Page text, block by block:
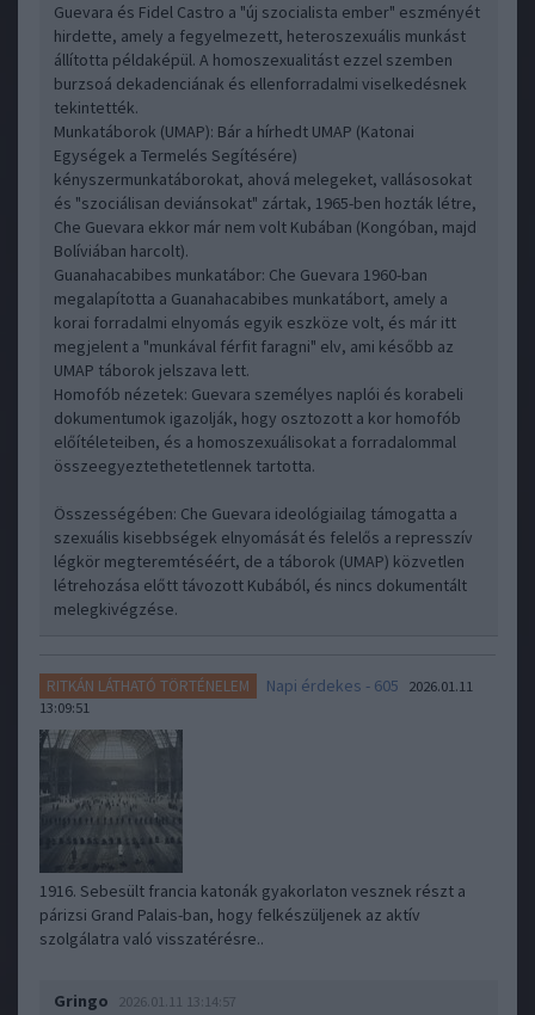
Guevara és Fidel Castro a "új szocialista ember" eszményét
hirdette, amely a fegyelmezett, heteroszexuális munkást
állította példaképül. A homoszexualitást ezzel szemben
burzsoá dekadenciának és ellenforradalmi viselkedésnek
tekintették.
Munkatáborok (UMAP): Bár a hírhedt UMAP (Katonai
Egységek a Termelés Segítésére)
kényszermunkatáborokat, ahová melegeket, vallásosokat
és "szociálisan deviánsokat" zártak, 1965-ben hozták létre,
Che Guevara ekkor már nem volt Kubában (Kongóban, majd
Bolíviában harcolt).
Guanahacabibes munkatábor: Che Guevara 1960-ban
megalapította a Guanahacabibes munkatábort, amely a
korai forradalmi elnyomás egyik eszköze volt, és már itt
megjelent a "munkával férfit faragni" elv, ami később az
UMAP táborok jelszava lett.
Homofób nézetek: Guevara személyes naplói és korabeli
dokumentumok igazolják, hogy osztozott a kor homofób
előítéleteiben, és a homoszexuálisokat a forradalommal
összeegyeztethetetlennek tartotta.
Összességében: Che Guevara ideológiailag támogatta a
szexuális kisebbségek elnyomását és felelős a represszív
légkör megteremtéséért, de a táborok (UMAP) közvetlen
létrehozása előtt távozott Kubából, és nincs dokumentált
melegkivégzése.
RITKÁN LÁTHATÓ TÖRTÉNELEM Napi érdekes - 605
2026.01.11
13:09:51
1916. Sebesült francia katonák gyakorlaton vesznek részt a
párizsi Grand Palais-ban, hogy felkészüljenek az aktív
szolgálatra való visszatérésre..
Gringo 2026.01.11 13:14:57